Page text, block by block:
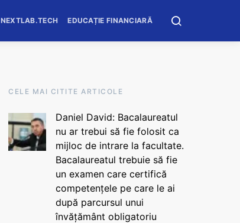
NEXTLAB.TECH EDUCAȚIE FINANCIARĂ
CELE MAI CITITE ARTICOLE
Daniel David: Bacalaureatul
nu ar trebui să fie folosit ca
mijloc de intrare la facultate.
Bacalaureatul trebuie să fie
un examen care certifică
competențele pe care le ai
după parcursul unui
învățământ obligatoriu